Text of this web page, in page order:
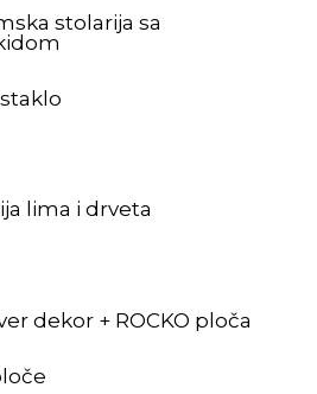
stolarija sa
lima i drveta
dekor + ROCKO ploča